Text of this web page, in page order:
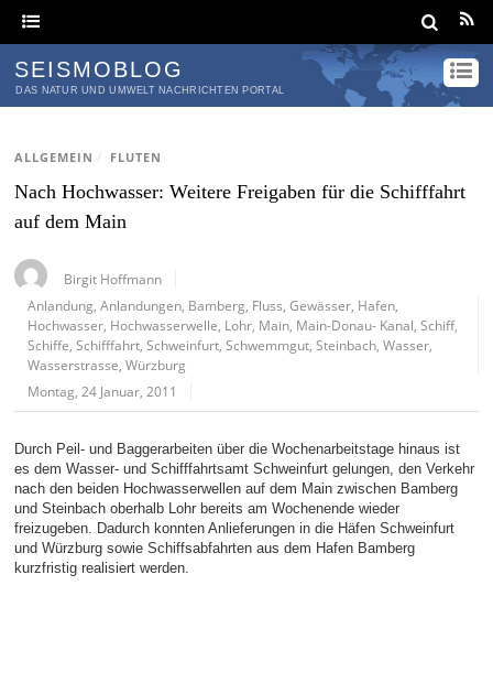
SEISMOBLOG
DAS NATUR UND UMWELT NACHRICHTEN PORTAL
ALLGEMEIN / FLUTEN
Nach Hochwasser: Weitere Freigaben für die Schifffahrt
auf dem Main
Birgit Hoffmann
Anlandung ,Anlandungen Bamberg Fluss ,Gewässer Hafen
Hochwasser Hochwasserwelle Lohr Main Main-Donau- Kanal ,Schiff,
Schiffe ,Schifffahrt ,Schweinfurt ,Schwemmgut ,Steinbach ,Wasser
Wasserstrasse ,Würzburg
Montag, 24 Januar, 2011
Durch Peil- und Baggerarbeiten über die Wochenarbeitstage hinaus ist
es dem Wasser- und Schifffahrtsamt Schweinfurt gelungen, den Verkehr
nach den beiden Hochwasserwellen auf dem Main zwischen Bamberg
und Steinbach oberhalb Lohr bereits am Wochenende wieder
freizugeben. Dadurch konnten Anlieferungen in die Häfen Schweinfurt
und Würzburg sowie Schiffsabfahrten aus dem Hafen Bamberg
kurzfristig realisiert werden.